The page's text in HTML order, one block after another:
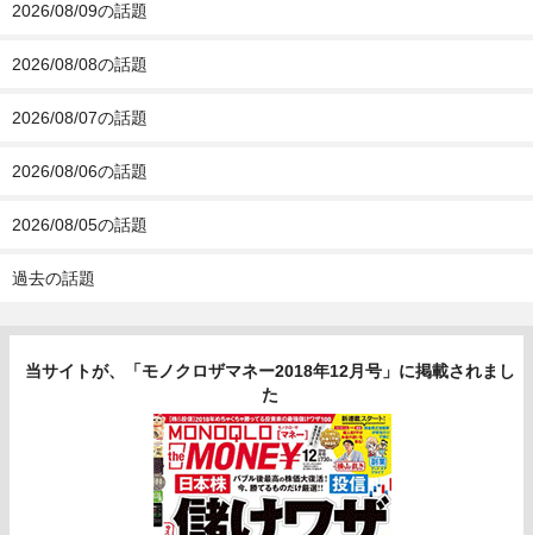
2026/08/09の話題
2026/08/08の話題
2026/08/07の話題
2026/08/06の話題
2026/08/05の話題
過去の話題
当サイトが、「モノクロザマネー2018年12月号」に掲載されまし
た